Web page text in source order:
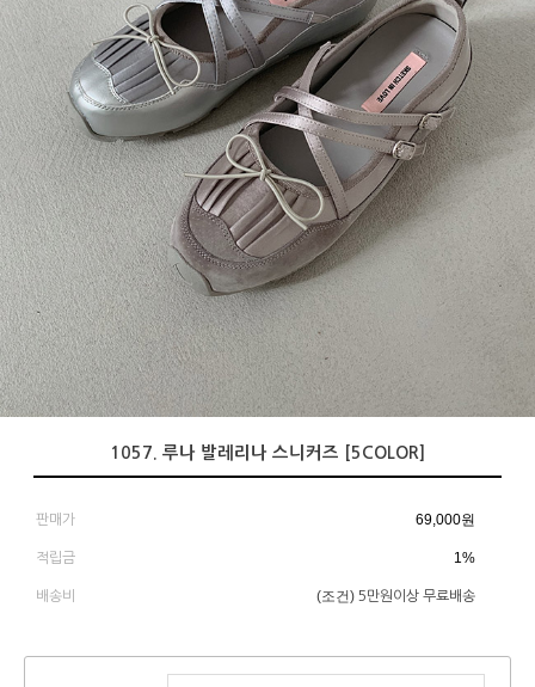
1057. 루나 발레리나 스니커즈 [5COLOR]
판매가 69,000원
적립금 1%
배송비 (조건) 5만원이상 무료배송